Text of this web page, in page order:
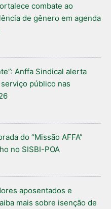
combate ao
de gênero em agenda
Anffa Sindical alerta
público nas
do “Missão AFFA”
no SISBI-POA
aposentados e
mais sobre isenção de